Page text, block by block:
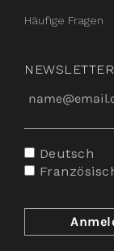
Häufige Fragen
NEWSLETTER
Deutsch